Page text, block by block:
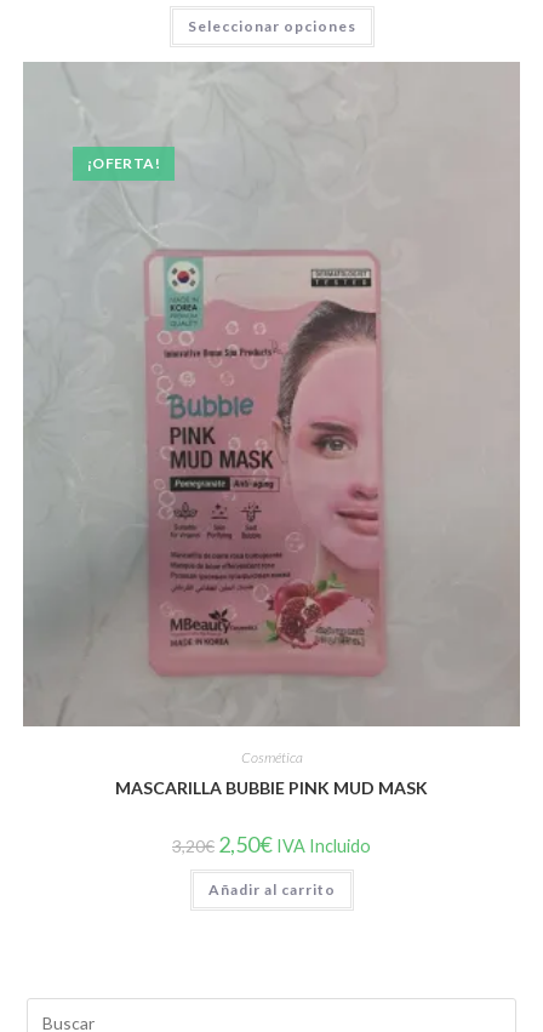
Seleccionar opciones
Este
tiene
múltiples
producto
¡OFERTA!
Cosmética
MASCARILLA BUBBIE PINK MUD MASK
3,20€ El
precio
original
era:
3,20€.
2,50€El
precio
actual
es:
2,50€.
IVA Incluido
Añadir al carrito